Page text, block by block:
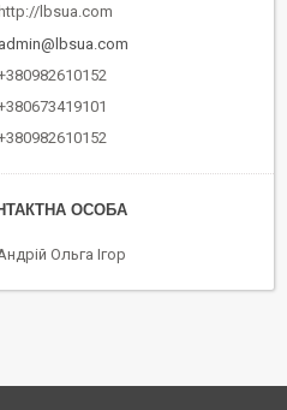
http://lbsua.com
admin@lbsua.com
Ольга Ігор